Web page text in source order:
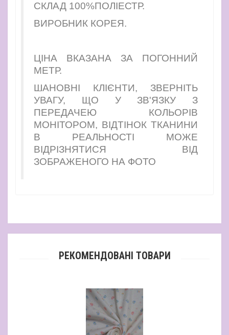
СКЛАД 100%ПОЛІЕСТР.
ВИРОБНИК КОРЕЯ.
ЦІНА ВКАЗАНА ЗА ПОГОННИЙ
МЕТР.
ШАНОВНІ КЛІЄНТИ, ЗВЕРНІТЬ
УВАГУ, ЩО У ЗВ'ЯЗКУ З
ПЕРЕДАЧЕЮ КОЛЬОРІВ
МОНІТОРОМ, ВІДТІНОК ТКАНИНИ
В РЕАЛЬНОСТІ МОЖЕ
ВІДРІЗНЯТИСЯ ВІД
ЗОБРАЖЕНОГО НА ФОТО
РЕКОМЕНДОВАНІ ТОВАРИ